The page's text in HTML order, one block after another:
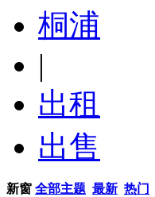
桐浦
|
出租
出售
新窗 全部主题 最新 热门